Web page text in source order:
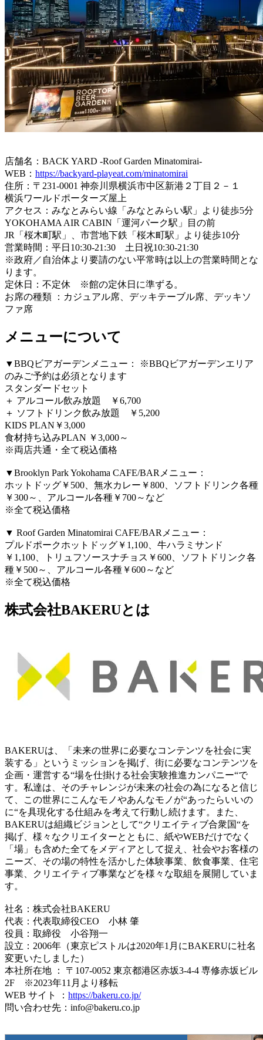
店舗名：BACK YARD -Roof Garden Minatomirai-
WEB： https://backyard-playeat.com/minatomirai
住所：〒231-0001 神奈川県横浜市中区新港２丁目２－１
横浜ワールドポーターズ屋上
アクセス：みなとみらい線「みなとみらい駅」より徒歩5分
YOKOHAMA AIR CABIN「運河パーク駅」目の前
JR「桜木町駅」、市営地下鉄「桜木町駅」より徒歩10分
営業時間：平日10:30-21:30 土日祝10:30-21:30
※政府／自治体より要請のない平常時は以上の営業時間とな
ります。
定休日：不定休 ※館の定休日に準ずる。
お席の種類 ：カジュアル席、デッキテーブル席、デッキソ
ファ席
メニューについて
▼BBQビアガーデンメニュー： ※BBQビアガーデンエリア
のみご予約は必須となります
スタンダードセット
＋ アルコール飲み放題 ￥6,700
＋ ソフトドリンク飲み放題 ￥5,200
KIDS PLAN￥3,000
食材持ち込みPLAN ￥3,000～
※両店共通・全て税込価格
▼Brooklyn Park Yokohama CAFE/BARメニュー：
ホットドッグ￥500、無水カレー￥800、ソフトドリンク各種
￥300～、アルコール各種￥700～など
※全て税込価格
▼ Roof Garden Minatomirai CAFE/BARメニュー：
プルドポークホットドッグ￥1,100、牛ハラミサンド
￥1,100、トリュフソースナチョス￥600、ソフトドリンク各
種￥500～、アルコール各種￥600～など
※全て税込価格
株式会社BAKERUとは
BAKERUは、「未来の世界に必要なコンテンツを社会に実
装する」というミッションを掲げ、街に必要なコンテンツを
企画・運営する“場を仕掛ける社会実験推進カンパニー“で
す。私達は、そのチャレンジが未来の社会の為になると信じ
て、この世界にこんなモノやあんなモノが“あったらいいの
に“を具現化する仕組みを考えて行動し続けます。また、
BAKERUは組織ビジョンとして“クリエイティブ合衆国“を
掲げ、様々なクリエイターとともに、紙やWEBだけでなく
「場」も含めた全てをメディアとして捉え、社会やお客様の
ニーズ、その場の特性を活かした体験事業、飲食事業、住宅
事業、クリエイティブ事業などを様々な取組を展開していま
す。
社名：株式会社BAKERU
代表：代表取締役CEO 小林 肇
役員：取締役 小谷翔一
設立：2006年（東京ピストルは2020年1月にBAKERUに社名
変更いたしました）
本社所在地 ： 〒107-0052 東京都港区赤坂3-4-4 専修赤坂ビル
2F ※2023年11月より移転
WEB サイト ： https://bakeru.co.jp/
問い合わせ先：info@bakeru.co.jp